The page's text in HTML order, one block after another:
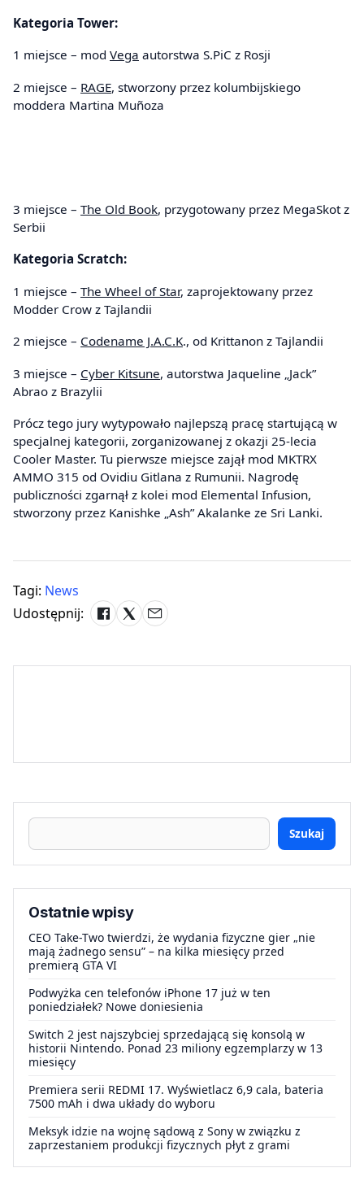
Kategoria Tower:
1 miejsce – mod Vega autorstwa S.PiC z Rosji
2 miejsce – RAGE, stworzony przez kolumbijskiego
moddera Martina Muñoza
3 miejsce – The Old Book, przygotowany przez MegaSkot z
Serbii
Kategoria Scratch:
1 miejsce – The Wheel of Star, zaprojektowany przez
Modder Crow z Tajlandii
2 miejsce – Codename J.A.C.K., od Krittanon z Tajlandii
3 miejsce – Cyber Kitsune, autorstwa Jaqueline „Jack”
Abrao z Brazylii
Prócz tego jury wytypowało najlepszą pracę startującą w
specjalnej kategorii, zorganizowanej z okazji 25-lecia
Cooler Master. Tu pierwsze miejsce zajął mod MKTRX
AMMO 315 od Ovidiu Gitlana z Rumunii. Nagrodę
publiczności zgarnął z kolei mod Elemental Infusion,
stworzony przez Kanishke „Ash” Akalanke ze Sri Lanki.
Tagi: News
Udostępnij:
Szukaj
Ostatnie wpisy
CEO Take-Two twierdzi, że wydania fizyczne gier „nie
mają żadnego sensu” – na kilka miesięcy przed
premierą GTA VI
Podwyżka cen telefonów iPhone 17 już w ten
poniedziałek? Nowe doniesienia
Switch 2 jest najszybciej sprzedającą się konsolą w
historii Nintendo. Ponad 23 miliony egzemplarzy w 13
miesięcy
Premiera serii REDMI 17. Wyświetlacz 6,9 cala, bateria
7500 mAh i dwa układy do wyboru
Meksyk idzie na wojnę sądową z Sony w związku z
zaprzestaniem produkcji fizycznych płyt z grami